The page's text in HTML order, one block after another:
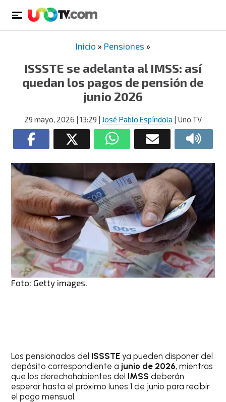
Inicio » Pensiones »
ISSSTE se adelanta al IMSS: así
quedan los pagos de pensión de
junio 2026
29 mayo, 2026 | 13:29 | José Pablo Espíndola | Uno TV
Foto: Getty images.
Los pensionados del ISSSTE ya pueden disponer del
depósito correspondiente a junio de 2026, mientras
que los derechohabientes del IMSS deberán
esperar hasta el próximo lunes 1 de junio para recibir
el pago mensual.